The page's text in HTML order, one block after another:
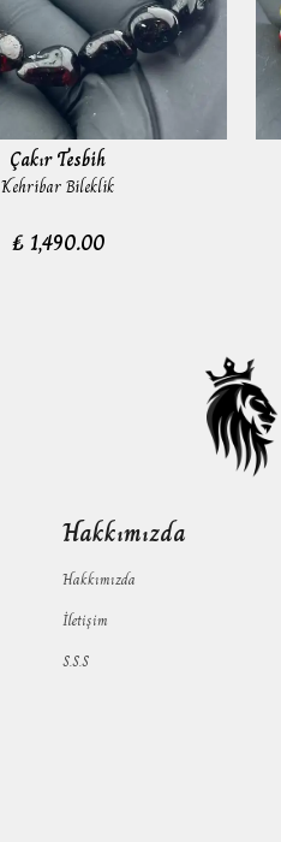
Çakır Tesbih
Kehribar Bileklik
₺ 1,490.00
Hakkımızda
Hakkımızda
İletişim
S.S.S